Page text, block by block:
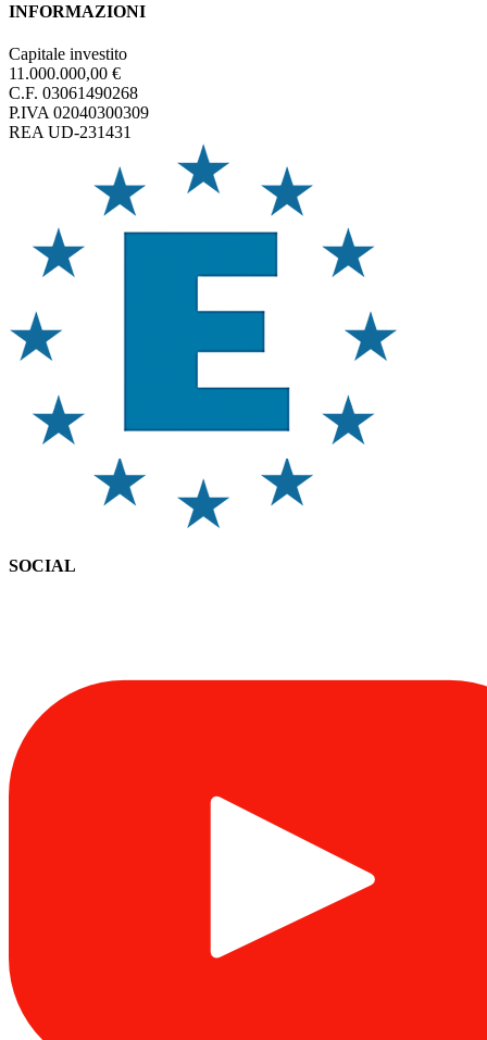
INFORMAZIONI
Capitale investito
11.000.000,00 €
C.F. 03061490268
P.IVA 02040300309
REA UD-231431
SOCIAL